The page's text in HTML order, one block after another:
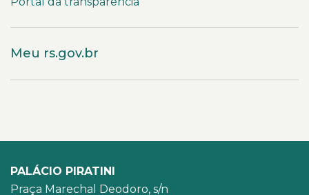
Meu rs.gov.br
PALÁCIO PIRATINI
Praça Marechal Deodoro, s/n